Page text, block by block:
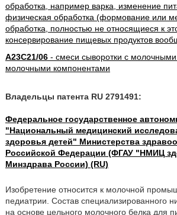
обработка, например варка, изменение
физическая обработка (формование или
обработка, полностью не относящиеся к
консервирование пищевых продуктов
A23C21/06- смеси сыворотки с
молочными компонентами
Владельцы патента RU 2791491:
Федеральное государственное
"Национальный медицинский
здоровья детей" Министерства
Российской Федерации (ФГАУ "НМИЦ
Минздрава России) (RU)
Изобретение относится к молочной
педиатрии. Состав специализированного
на основе цельного молочного белка для